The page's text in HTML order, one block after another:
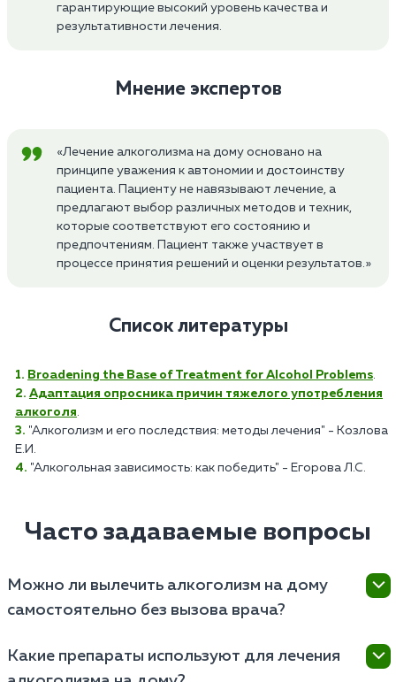
гарантирующие высокий уровень качества и
результативности лечения.
Мнение экспертов
«Лечение алкоголизма на дому основано на
принципе уважения к автономии и достоинству
пациента. Пациенту не навязывают лечение, а
предлагают выбор различных методов и техник,
которые соответствуют его состоянию и
предпочтениям. Пациент также участвует в
процессе принятия решений и оценки результатов.»
Список литературы
Broadening the Base of Treatment for Alcohol Problems.
Адаптация опросника причин тяжелого употребления
алкоголя.
"Алкоголизм и его последствия: методы лечения" - Козлова
Е.И.
"Алкогольная зависимость: как победить" - Егорова Л.С.
Часто задаваемые вопросы
Можно ли вылечить алкоголизм на дому
самостоятельно без вызова врача?
самостоятельно крайне сложно и опасно, так как
Какие препараты используют для лечения